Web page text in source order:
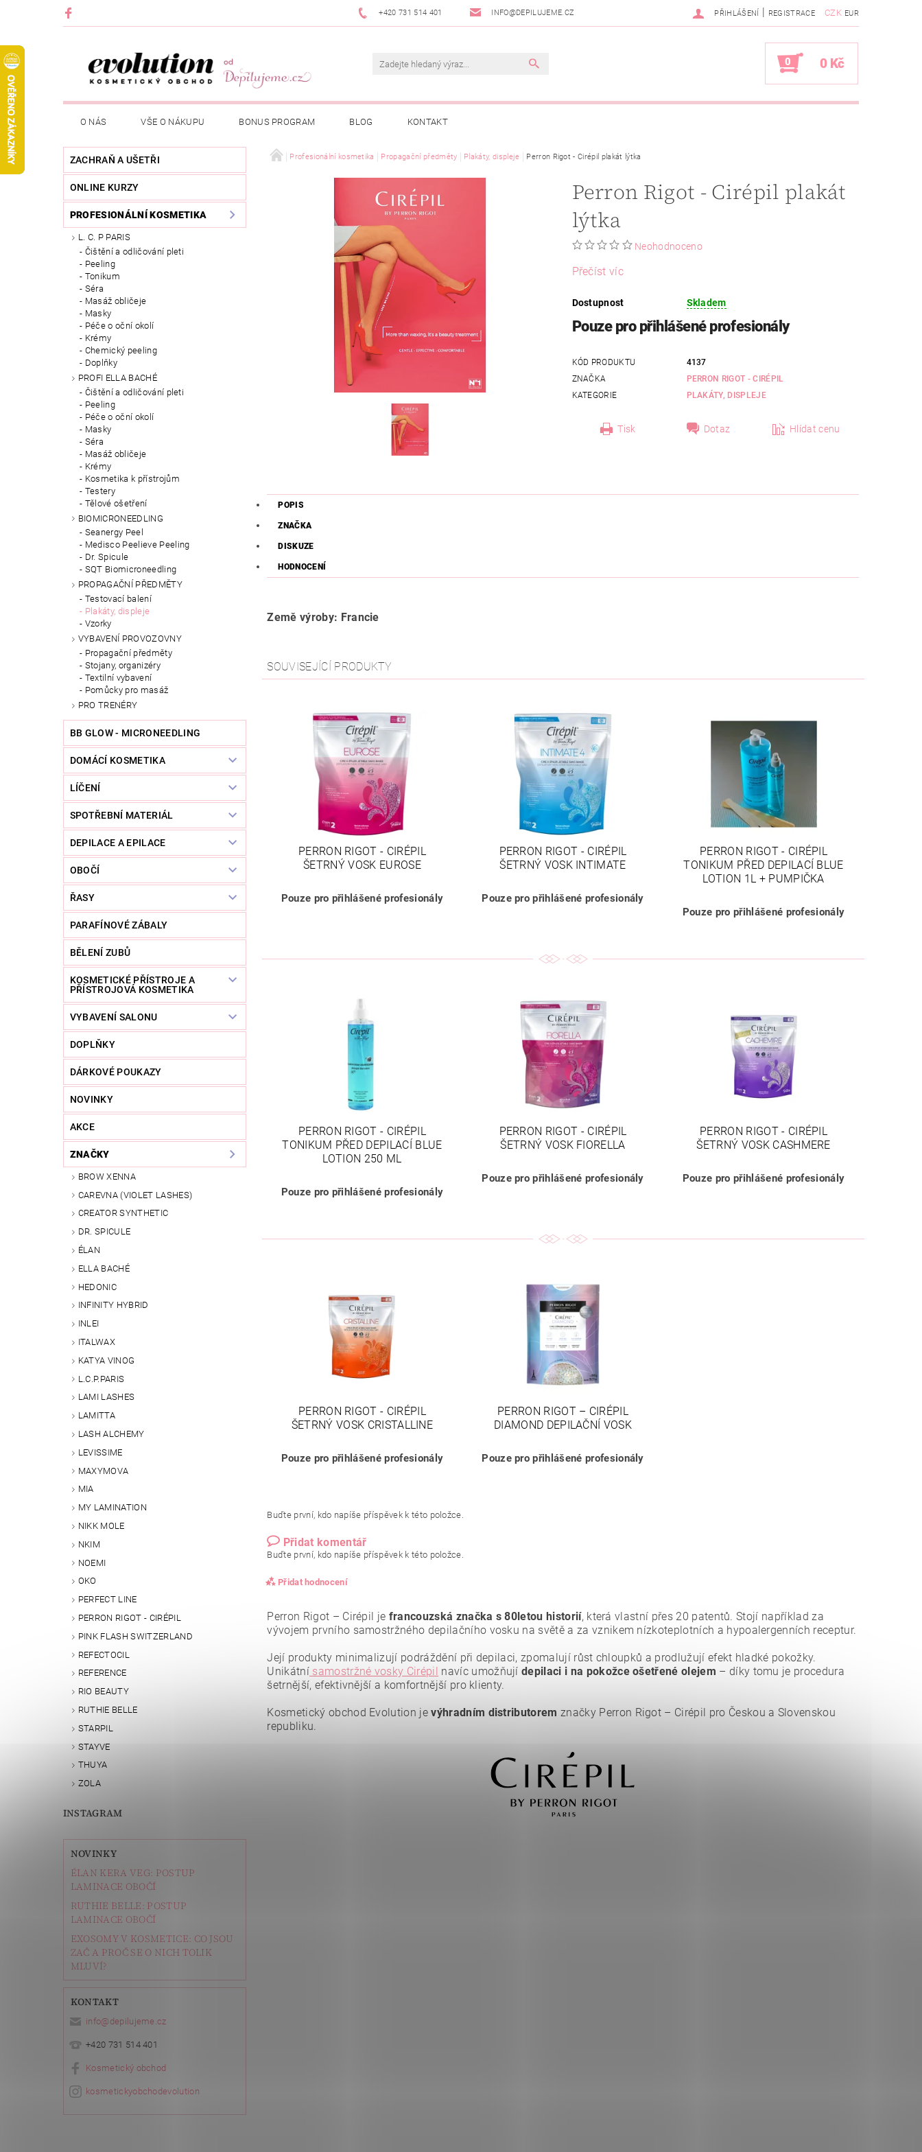
+420 731 514 401 INFO@DEPILUJEME.CZ CZK EUR
PŘIHLÁŠENÍ | REGISTRACE
0 0 Kč
O NÁS VŠE O NÁKUPU BONUS PROGRAM BLOG KONTAKT
ZACHRAŇ A UŠETŘI
ONLINE KURZY
PROFESIONÁLNÍ KOSMETIKA
L. C. P PARIS
Čištění a odličování pleti
Peeling
Tonikum
Séra
Masáž obličeje
Masky
Péče o oční okolí
Krémy
Chemický peeling
Doplňky
PROFI ELLA BACHÉ
Čištění a odličování pleti
Peeling
Péče o oční okolí
Masky
Séra
Masáž obličeje
Krémy
Kosmetika k přístrojům
Testery
Tělové ošetření
BIOMICRONEEDLING
Seanergy Peel
Medisco Peelieve Peeling
Dr. Spicule
SQT Biomicroneedling
PROPAGAČNÍ PŘEDMĚTY
Testovací balení
Plakáty, displeje
Vzorky
VYBAVENÍ PROVOZOVNY
Propagační předměty
Stojany, organizéry
Textilní vybavení
Pomůcky pro masáž
PRO TRENÉRY
BB GLOW - MICRONEEDLING
DOMÁCÍ KOSMETIKA
LÍČENÍ
SPOTŘEBNÍ MATERIÁL
DEPILACE A EPILACE
OBOČÍ
ŘASY
PARAFÍNOVÉ ZÁBALY
BĚLENÍ ZUBŮ
KOSMETICKÉ PŘÍSTROJE A
PŘÍSTROJOVÁ KOSMETIKA
VYBAVENÍ SALONU
DOPLŇKY
DÁRKOVÉ POUKAZY
NOVINKY
AKCE
ZNAČKY
BROW XENNA
CAREVNA (VIOLET LASHES)
CREATOR SYNTHETIC
DR. SPICULE
ÉLAN
ELLA BACHÉ
HEDONIC
INFINITY HYBRID
INLEI
ITALWAX
KATYA VINOG
L.C.P.PARIS
LAMI LASHES
LAMITTA
LASH ALCHEMY
LEVISSIME
MAXYMOVA
MIA
MY LAMINATION
NIKK MOLE
NKIM
NOEMI
OKO
PERFECT LINE
PERRON RIGOT - CIRÉPIL
PINK FLASH SWITZERLAND
REFECTOCIL
REFERENCE
RIO BEAUTY
RUTHIE BELLE
STARPIL
STAYVE
THUYA
ZOLA
INSTAGRAM
NOVINKY
ÉLAN KERA VEG: POSTUP
LAMINACE OBOČÍ
RUTHIE BELLE: POSTUP
LAMINACE OBOČÍ
EXOSOMY V KOSMETICE: CO JSOU
ZAČ A PROČ SE O NICH TOLIK
MLUVÍ?
KONTAKT
info@ depilujeme.cz
+420 731 514 401
Kosmetický obchod
kosmetickyobchodevolution
Profesionální kosmetika Propagační předměty Plakáty, displeje Perron Rigot - Cirépil plakát lýtka
Perron Rigot - Cirépil plakát
lýtka
Neohodnoceno
Přečíst víc
Dostupnost Skladem
Pouze pro přihlášené profesionály
KÓD PRODUKTU
4137
ZNAČKA
PERRON RIGOT - CIRÉPIL
KATEGORIE
PLAKÁTY, DISPLEJE
Tisk Dotaz Hlídat cenu
POPIS
ZNAČKA
DISKUZE
HODNOCENÍ
Země výroby: Francie
SOUVISEJÍCÍ PRODUKTY
PERRON RIGOT - CIRÉPIL
ŠETRNÝ VOSK EUROSE
Pouze pro přihlášené profesionály
PERRON RIGOT - CIRÉPIL
ŠETRNÝ VOSK INTIMATE
Pouze pro přihlášené profesionály
PERRON RIGOT - CIRÉPIL
TONIKUM PŘED DEPILACÍ BLUE
LOTION 1L + PUMPIČKA
Pouze pro přihlášené profesionály
PERRON RIGOT - CIRÉPIL
TONIKUM PŘED DEPILACÍ BLUE
LOTION 250 ML
Pouze pro přihlášené profesionály
PERRON RIGOT - CIRÉPIL
ŠETRNÝ VOSK FIORELLA
Pouze pro přihlášené profesionály
PERRON RIGOT - CIRÉPIL
ŠETRNÝ VOSK CASHMERE
Pouze pro přihlášené profesionály
PERRON RIGOT - CIRÉPIL
ŠETRNÝ VOSK CRISTALLINE
Pouze pro přihlášené profesionály
PERRON RIGOT – CIRÉPIL
DIAMOND DEPILAČNÍ VOSK
Pouze pro přihlášené profesionály
Buďte první, kdo napíše příspěvek k této položce.
Přidat komentář
Buďte první, kdo napíše příspěvek k této položce.
Přidat hodnocení
zásadami ochrany osobních údajů
Perron Rigot – Cirépil je francouzská značka s 80letou historií, která vlastní přes 20 patentů. Stojí například za
vývojem prvního samostržného depilačního vosku na světě a za vznikem nízkoteplotních a hypoalergenních receptur.
Její produkty minimalizují podráždění při depilaci, zpomalují růst chloupků a prodlužují efekt hladké pokožky.
Unikátnísamostržné vosky Cirépil navíc umožňujídepilaci i na pokožce ošetřené olejem – díky tomu je procedura
šetrnější, efektivnější a komfortnější pro klienty.
Kosmetický obchod Evolution jevýhradním distributorem značky Perron Rigot – Cirépil pro Českou a Slovenskou
republiku.